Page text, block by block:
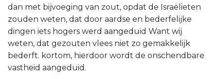
dan met bijvoeging van zout, opdat de Israëlieten
zouden weten, dat door aardse en bederfelijke
dingen iets hogers werd aangeduid Want wij
weten, dat gezouten vlees niet zo gemakkelijk
bederft. kortom, hierdoor wordt de onschendbare
vastheid aangeduid.